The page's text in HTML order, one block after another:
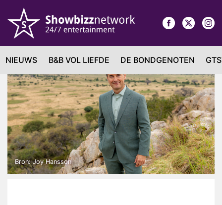
NIEUWS B&B VOL LIEFDE DE BONDGENOTEN
Bron: Joy Hansson